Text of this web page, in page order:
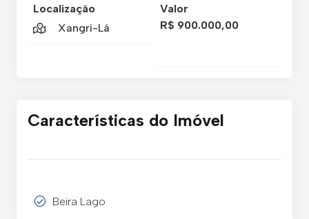
Localização
Xangri-Lá
Valor
R$ 900.000,00
Características do Imóvel
Beira Lago